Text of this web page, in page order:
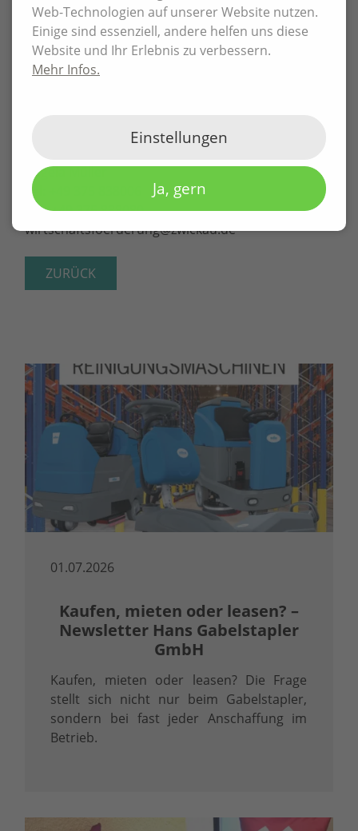
Media Marketing messbare Erfolge erzielen kann.
Detaillierte Informationen und Anmeldung auf der
Webseite
Angela Müller
Tel: +49 375 838006
Fax: +49 375 838080
wirtschaftsfoerderung@zwickau.de
ZURÜCK
01.07.2026
Kaufen, mieten oder leasen? –
Newsletter Hans Gabelstapler
GmbH
Kaufen, mieten oder leasen? Die Frage
stellt sich nicht nur beim Gabelstapler,
sondern bei fast jeder Anschaffung im
Betrieb.
Web-Technologien auf unserer Website nutzen.
Einige sind essenziell, andere helfen uns diese
Website und Ihr Erlebnis zu verbessern.
Mehr Infos.
Einstellungen
Ja, gern